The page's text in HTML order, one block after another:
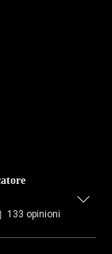
133 opinioni